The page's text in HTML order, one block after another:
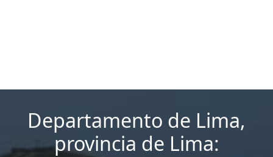
Departamento de Lima,
provincia de Lima: